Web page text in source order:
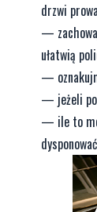
drzwi
—
ułatwią
—
— jeżeli
— ile to